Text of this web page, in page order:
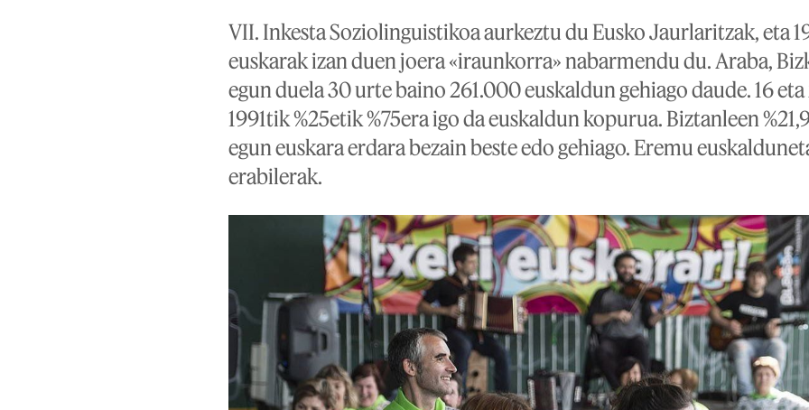
VII. Inkesta Soziolinguistikoa aurkeztu du Eusko Jaurlaritzak, eta
euskarak izan duen joera «iraunkorra» nabarmendu du. Araba,
egun duela 30 urte baino 261.000 euskaldun gehiago daude. 16
1991tik %25etik %75era igo da euskaldun kopurua. Biztanleen
egun euskara erdara bezain beste edo gehiago. Eremu
erabilerak.